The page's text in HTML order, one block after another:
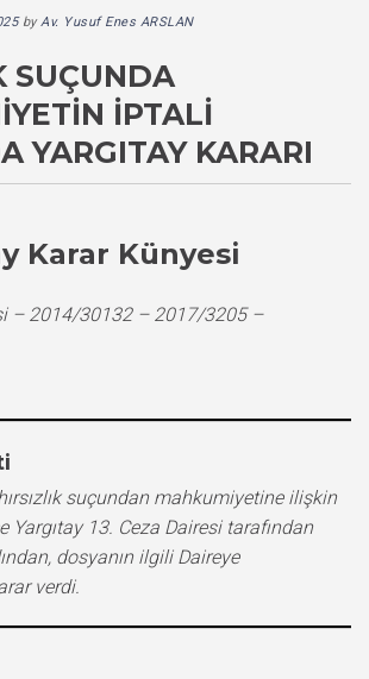
byAv. Yusuf Enes ARSLAN
SUÇUNDA
İPTALI
YARGITAY KARARI
Karar Künyesi
– 2014/30132 – 2017/3205 –
hırsızlık suçundan mahkumiyetine ilişkin
Yargıtay 13. Ceza Dairesi tarafından
dosyanın ilgili Daireye
verdi.